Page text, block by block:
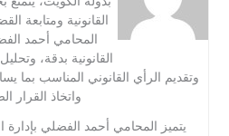
القانونية ومتابعة
المحامي أحمد
القانونية بدقة،
وتقديم الرأي القانوني المناسب بما
واتخاذ القرار
يتميز المحامي أحمد الفضلي بإدارة